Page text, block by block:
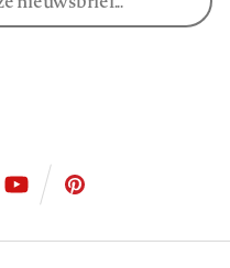
ons
ons